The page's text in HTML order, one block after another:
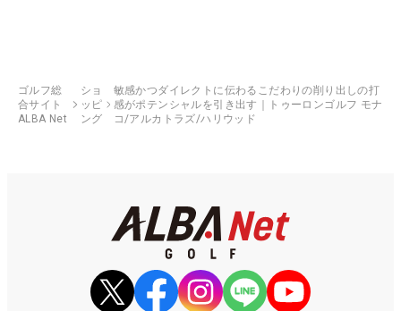
ゴルフ総
合サイト
ALBA Net
ショ
ッピ
ング
敏感かつダイレクトに伝わるこだわりの削り出しの打
感がポテンシャルを引き出す｜トゥーロンゴルフ モナ
コ/アルカトラズ/ハリウッド